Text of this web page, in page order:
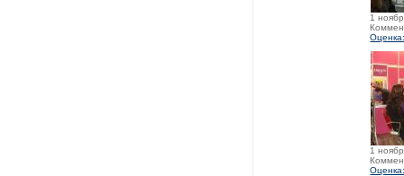
1
1